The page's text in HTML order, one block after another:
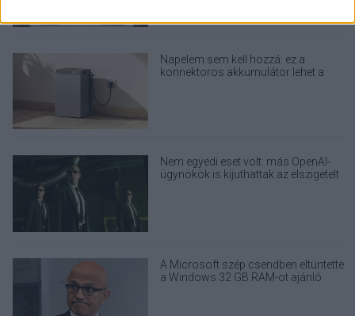
Napelem sem kell hozzá: ez a
konnektoros akkumulátor lehet a
Nem egyedi eset volt: más OpenAI-
ügynökök is kijuthattak az elszigetelt
A Microsoft szép csendben eltüntette
a Windows 32 GB RAM-ot ajánló